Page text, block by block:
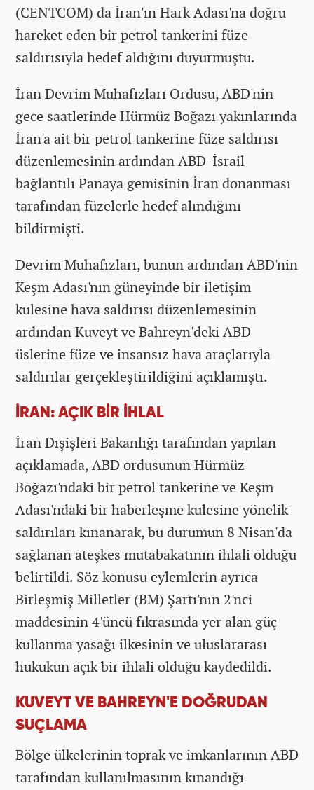
(CENTCOM) da İran'ın Hark Adası'na doğru
hareket eden bir petrol tankerini füze
saldırısıyla hedef aldığını duyurmuştu.
İran Devrim Muhafızları Ordusu, ABD'nin
gece saatlerinde Hürmüz Boğazı yakınlarında
İran'a ait bir petrol tankerine füze saldırısı
düzenlemesinin ardından ABD-İsrail
bağlantılı Panaya gemisinin İran donanması
tarafından füzelerle hedef alındığını
bildirmişti.
Devrim Muhafızları, bunun ardından ABD'nin
Keşm Adası'nın güneyinde bir iletişim
kulesine hava saldırısı düzenlemesinin
ardından Kuveyt ve Bahreyn'deki ABD
üslerine füze ve insansız hava araçlarıyla
saldırılar gerçekleştirildiğini açıklamıştı.
İRAN: AÇIK BİR İHLAL
İran Dışişleri Bakanlığı tarafından yapılan
açıklamada, ABD ordusunun Hürmüz
Boğazı'ndaki bir petrol tankerine ve Keşm
Adası'ndaki bir haberleşme kulesine yönelik
saldırıları kınanarak, bu durumun 8 Nisan'da
sağlanan ateşkes mutabakatının ihlali olduğu
belirtildi. Söz konusu eylemlerin ayrıca
Birleşmiş Milletler (BM) Şartı'nın 2'nci
maddesinin 4'üncü fıkrasında yer alan güç
kullanma yasağı ilkesinin ve uluslararası
hukukun açık bir ihlali olduğu kaydedildi.
KUVEYT VE BAHREYN'E DOĞRUDAN
SUÇLAMA
Bölge ülkelerinin toprak ve imkanlarının ABD
tarafından kullanılmasının kınandığı